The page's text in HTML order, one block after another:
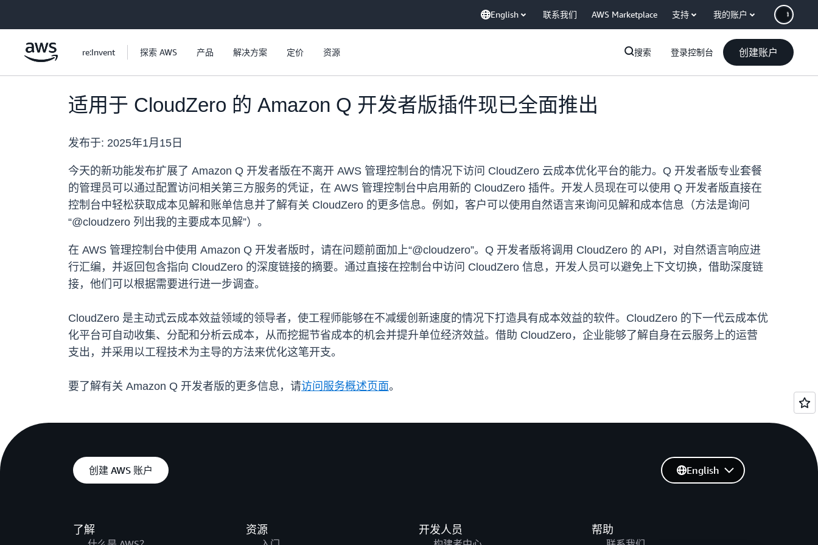
English 联系我们 AWS Marketplace 支持 我的账户
re:Invent 探索 AWS 产品 解决方案 定价 资源 搜索 登录控制台 创建账户
适用于 CloudZero 的 Amazon Q 开发者版插件现已全面推出
发布于: 2025年1月15日
今天的新功能发布扩展了 Amazon Q 开发者版在不离开 AWS 管理控制台的情况下访问 CloudZero 云成本优化平台的能力。Q 开发者版专业套餐
的管理员可以通过配置访问相关第三方服务的凭证，在 AWS 管理控制台中启用新的 CloudZero 插件。开发人员现在可以使用 Q 开发者版直接在
控制台中轻松获取成本见解和账单信息并了解有关 CloudZero 的更多信息。例如，客户可以使用自然语言来询问见解和成本信息（方法是询问
“@cloudzero 列出我的主要成本见解”）。
在 AWS 管理控制台中使用 Amazon Q 开发者版时，请在问题前面加上“@cloudzero”。Q 开发者版将调用 CloudZero 的 API，对自然语言响应进
行汇编，并返回包含指向 CloudZero 的深度链接的摘要。通过直接在控制台中访问 CloudZero 信息，开发人员可以避免上下文切换，借助深度链
接，他们可以根据需要进行进一步调查。
CloudZero 是主动式云成本效益领域的领导者，使工程师能够在不减缓创新速度的情况下打造具有成本效益的软件。CloudZero 的下一代云成本优
化平台可自动收集、分配和分析云成本，从而挖掘节省成本的机会并提升单位经济效益。借助 CloudZero，企业能够了解自身在云服务上的运营
支出，并采用以工程技术为主导的方法来优化这笔开支。
要了解有关 Amazon Q 开发者版的更多信息，请访问服务概述页面。
创建 AWS 账户
了解 资源 开发人员 帮助
English